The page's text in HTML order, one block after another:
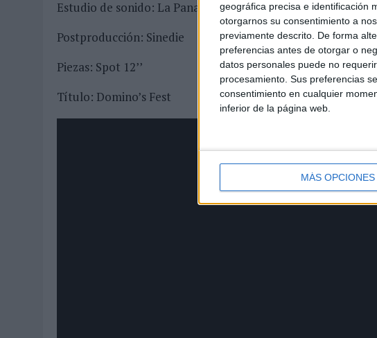
geográfica precisa e identificación
otorgarnos su consentimiento a
previamente descrito. De forma
preferencias antes de otorgar o
datos personales puede no
procesamiento. Sus preferencias
consentimiento en cualquier
inferior de la página web.
MÁS OPCIONES
Estudio de sonido: La Panadería
Postproducción: Sinedie
Piezas: Spot 12’’
Título: Domino’s Fest